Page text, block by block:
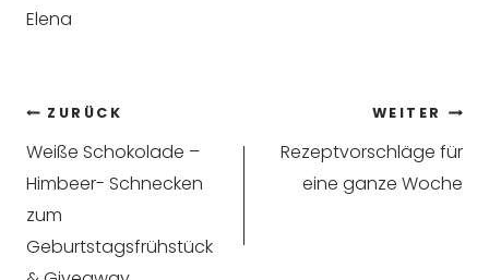
Elena
Beitragsnavigation
ZURÜCK
Weiße Schokolade –
Himbeer- Schnecken
zum
Geburtstagsfrühstück
WEITER
Rezeptvorschläge für
eine ganze Woche